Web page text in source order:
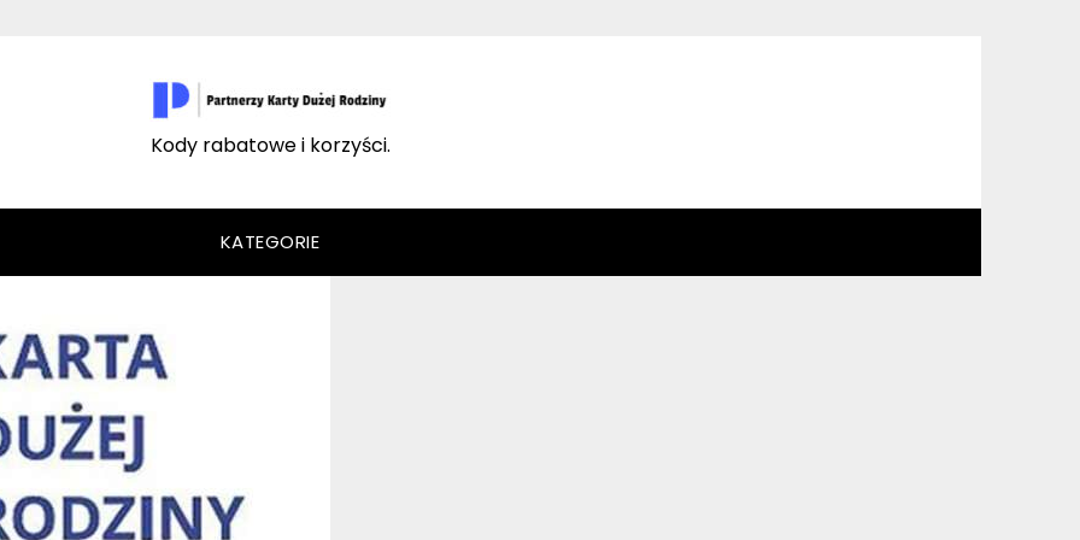
Kody rabatowe i korzyści.
KATEGORIE